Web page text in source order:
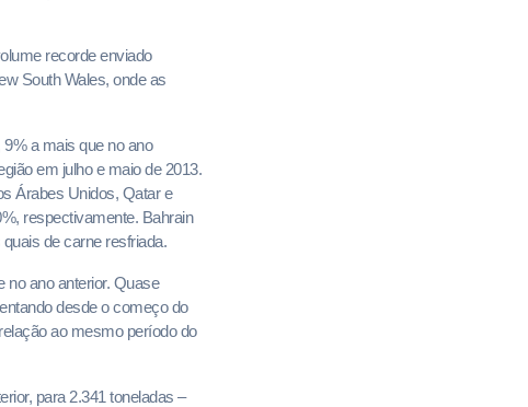
recorde enviado
South Wales, onde as
a mais que no ano
em julho e maio de 2013.
Árabes Unidos, Qatar e
respectivamente. Bahrain
de carne resfriada.
no ano anterior. Quase
desde o começo do
ao mesmo período do
para 2.341 toneladas –